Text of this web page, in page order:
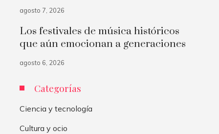
agosto 7, 2026
Los festivales de música históricos
que aún emocionan a generaciones
agosto 6, 2026
Categorías
Ciencia y tecnología
Cultura y ocio